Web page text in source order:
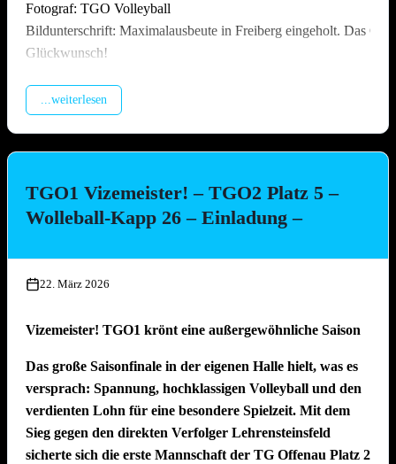
Fotograf: TGO Volleyball
Bildunterschrift: Maximalausbeute in Freiberg eingeholt. Das
Glückwunsch!
...weiterlesen
TGO1 Vizemeister! – TGO2 Platz 5 –
Wolleball-Kapp 26 – Einladung –
22. März 2026
Vizemeister! TGO1 krönt eine außergewöhnliche Saison
Das große Saisonfinale in der eigenen Halle hielt, was es
versprach: Spannung, hochklassigen Volleyball und den
verdienten Lohn für eine besondere Spielzeit. Mit dem
Sieg gegen den direkten Verfolger Lehrensteinsfeld
sicherte sich die erste Mannschaft der TG Offenau Platz 2